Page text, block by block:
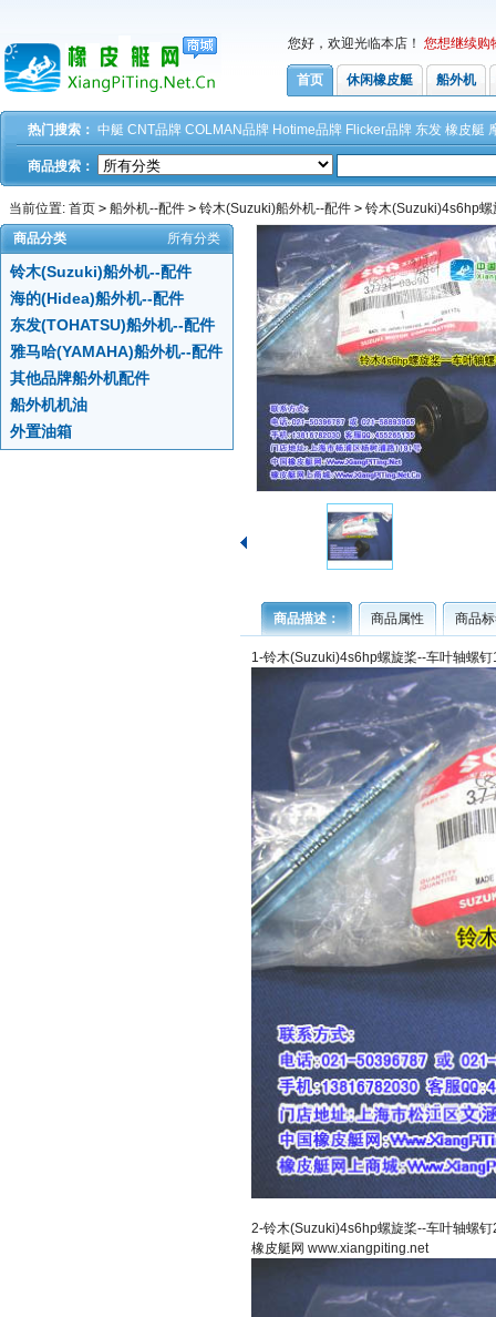
您好，欢迎光临本店！ 您想继续购
首页 休闲橡皮艇 船外机
热门搜索： 中艇 CNT品牌 COLMAN品牌 Hotime品牌 Flicker品牌 东发 橡皮艇
商品搜索：
当前位置: 首页 > 船外机--配件 > 铃木(Suzuki)船外机--配件 > 铃木(Suzuki)4s6hp
商品分类
所有分类
铃木(Suzuki)船外机--配件
海的(Hidea)船外机--配件
东发(TOHATSU)船外机--配件
雅马哈(YAMAHA)船外机--配件
其他品牌船外机配件
船外机机油
外置油箱
商品描述： 商品属性 商品
1-铃木(Suzuki)4s6hp螺旋桨--车叶轴螺钉
2-铃木(Suzuki)4s6hp螺旋桨--车叶轴螺钉
橡皮艇网 www.xiangpiting.net